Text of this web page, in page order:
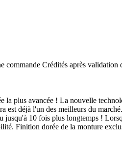
commande Crédités après validation
la plus avancée ! La nouvelle
est déjà l'un des meilleurs du
jusqu'à 10 fois plus longtemps !
Finition dorée de la monture